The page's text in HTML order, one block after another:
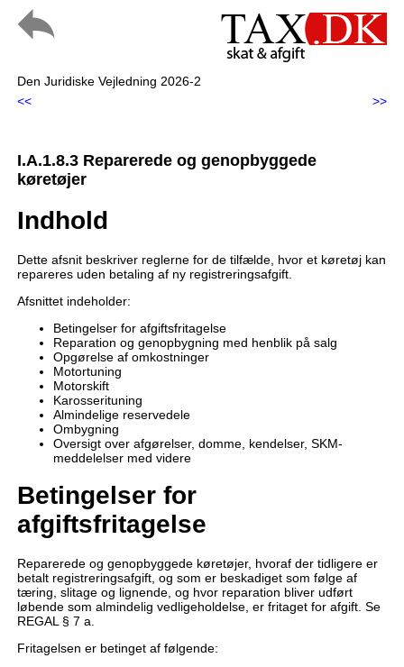
Den Juridiske Vejledning 2026-2
<<
>>
I.A.1.8.3 Reparerede og genopbyggede
køretøjer
Indhold
Dette afsnit beskriver reglerne for de tilfælde, hvor et køretøj kan
repareres uden betaling af ny registreringsafgift.
Afsnittet indeholder:
Betingelser for afgiftsfritagelse
Reparation og genopbygning med henblik på salg
Opgørelse af omkostninger
Motortuning
Motorskift
Karosserituning
Almindelige reservedele
Ombygning
Oversigt over afgørelser, domme, kendelser, SKM-
meddelelser med videre
Betingelser for
afgiftsfritagelse
Reparerede og genopbyggede køretøjer, hvoraf der tidligere er
betalt registreringsafgift, og som er beskadiget som følge af
tæring, slitage og lignende, og hvor reparation bliver udført
løbende som almindelig vedligeholdelse, er fritaget for afgift. Se
REGAL § 7 a.
Fritagelsen er betinget af følgende: